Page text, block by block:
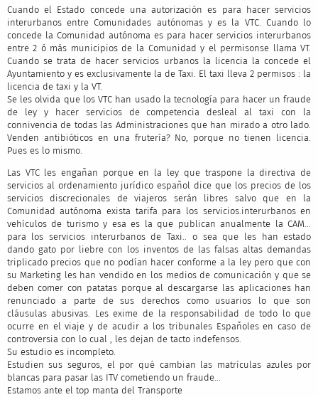
Cuando el Estado concede una autorización es para hacer servicios
interurbanos entre Comunidades autónomas y es la VTC. Cuando lo
concede la Comunidad autónoma es para hacer servicios interurbanos
entre 2 ó más municipios de la Comunidad y el permisonse llama VT.
Cuando se trata de hacer servicios urbanos la licencia la concede el
Ayuntamiento y es exclusivamente la de Taxi. El taxi lleva 2 permisos : la
licencia de taxi y la VT.
Se les olvida que los VTC han usado la tecnología para hacer un fraude
de ley y hacer servicios de competencia desleal al taxi con la
connivencia de todas las Administraciones que han mirado a otro lado.
Venden antibióticos en una frutería? No, porque no tienen licencia.
Pues es lo mismo.
Las VTC les engañan porque en la ley que traspone la directiva de
servicios al ordenamiento jurídico español dice que los precios de los
servicios discrecionales de viajeros serán libres salvo que en la
Comunidad autónoma exista tarifa para los servicios.interurbanos en
vehículos de turismo y esa es la que publican anualmente la CAM...
para los servicios interurbanos de Taxi.. o sea que les han estado
dando gato por liebre con los inventos de las falsas altas demandas
triplicado precios que no podían hacer conforme a la ley pero que con
su Marketing les han vendido en los medios de comunicación y que se
deben comer con patatas porque al descargarse las aplicaciones han
renunciado a parte de sus derechos como usuarios lo que son
cláusulas abusivas. Les exime de la responsabilidad de todo lo que
ocurre en el viaje y de acudir a los tribunales Españoles en caso de
controversia con lo cual , les dejan de tacto indefensos.
Su estudio es incompleto.
Estudien sus seguros, el por qué cambian las matrículas azules por
blancas para pasar las ITV cometiendo un fraude...
Estamos ante el top manta del Transporte